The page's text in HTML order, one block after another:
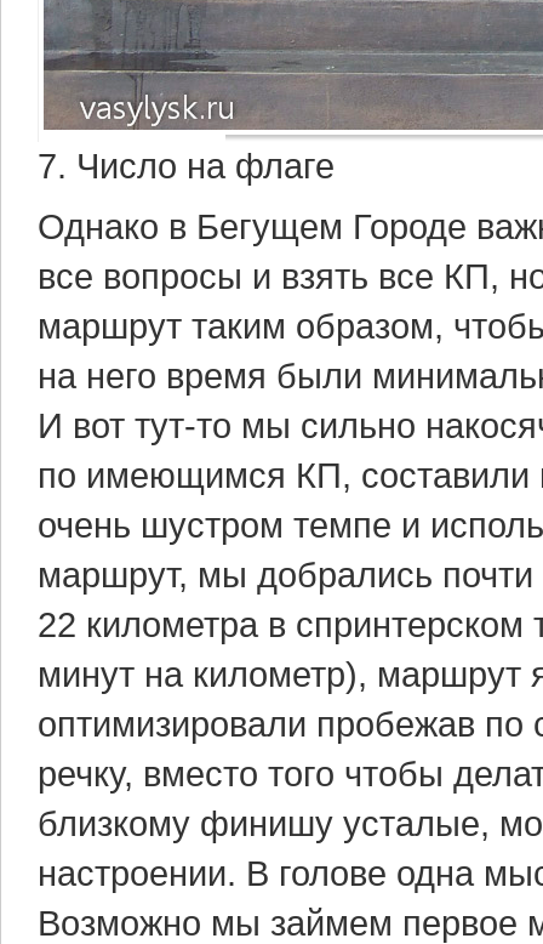
7. Число на флаге
Однако в Бегущем Городе
все вопросы и взять все КП,
маршрут таким образом,
на него время были
И вот тут-то мы сильно
по имеющимся КП, составили
очень шустром темпе и
маршрут, мы добрались
22 километра в
минут на километр), маршрут
оптимизировали пробежав
речку, вместо того чтобы
близкому финишу усталые,
настроении. В голове одна
Возможно мы займем первое